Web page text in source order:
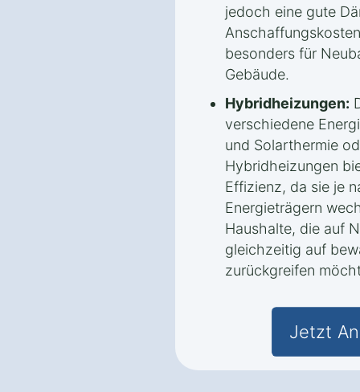
jedoch eine gute
besonders für
Gebäude.
Hybridheizungen:
verschiedene
und Solarthermie
Hybridheizungen
Effizienz, da sie je
Energieträgern
Haushalte, die auf
gleichzeitig auf
zurückgreifen
Jetzt